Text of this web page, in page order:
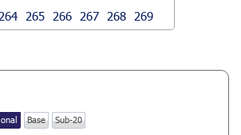
264 265 266 267 268 269
Base Sub-20